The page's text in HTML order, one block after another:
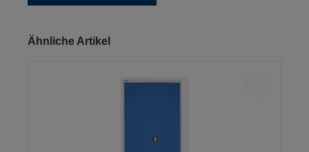
Produktgalerie überspringen
Ähnliche Artikel